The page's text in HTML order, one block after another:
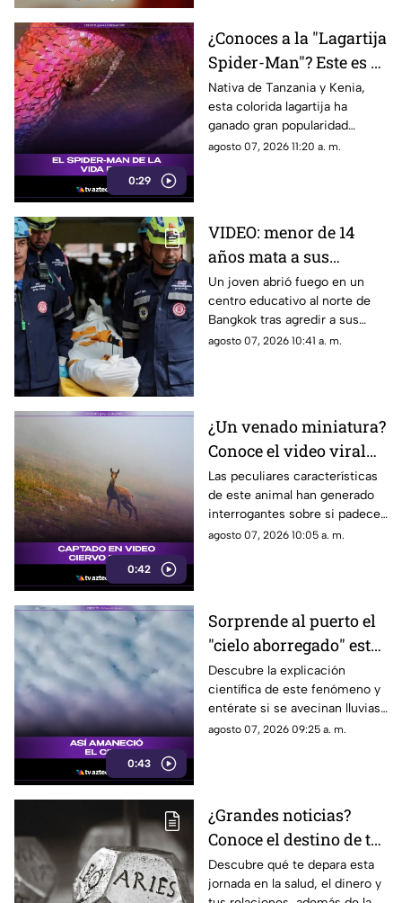
0:29
¿Conoces a la "Lagartija
Spider-Man"? Este es el
reptil con los colores
del superhéroe
Nativa de Tanzania y Kenia,
esta colorida lagartija ha
ganado gran popularidad
debido a su increíble parecido
agosto 07, 2026 11:20 a. m.
VIDEO: menor de 14
años mata a sus
abuelos y 5 profesores
en tiroteo
Un joven abrió fuego en un
centro educativo al norte de
Bangkok tras agredir a sus
familiares; el incidente dejó
agosto 07, 2026 10:41 a. m.
0:42
¿Un venado miniatura?
Conoce el video viral
que causa asombro en
redes sociales
Las peculiares características
de este animal han generado
interrogantes sobre si padece
una malformación congénita.
agosto 07, 2026 10:05 a. m.
0:43
Sorprende al puerto el
"cielo aborregado" este
viernes: ¿Qué nos
espera en el clima?
Descubre la explicación
científica de este fenómeno y
entérate si se avecinan lluvias
o buen tiempo.
agosto 07, 2026 09:25 a. m.
¿Grandes noticias?
Conoce el destino de tu
signo para este viernes
Descubre qué te depara esta
jornada en la salud, el dinero y